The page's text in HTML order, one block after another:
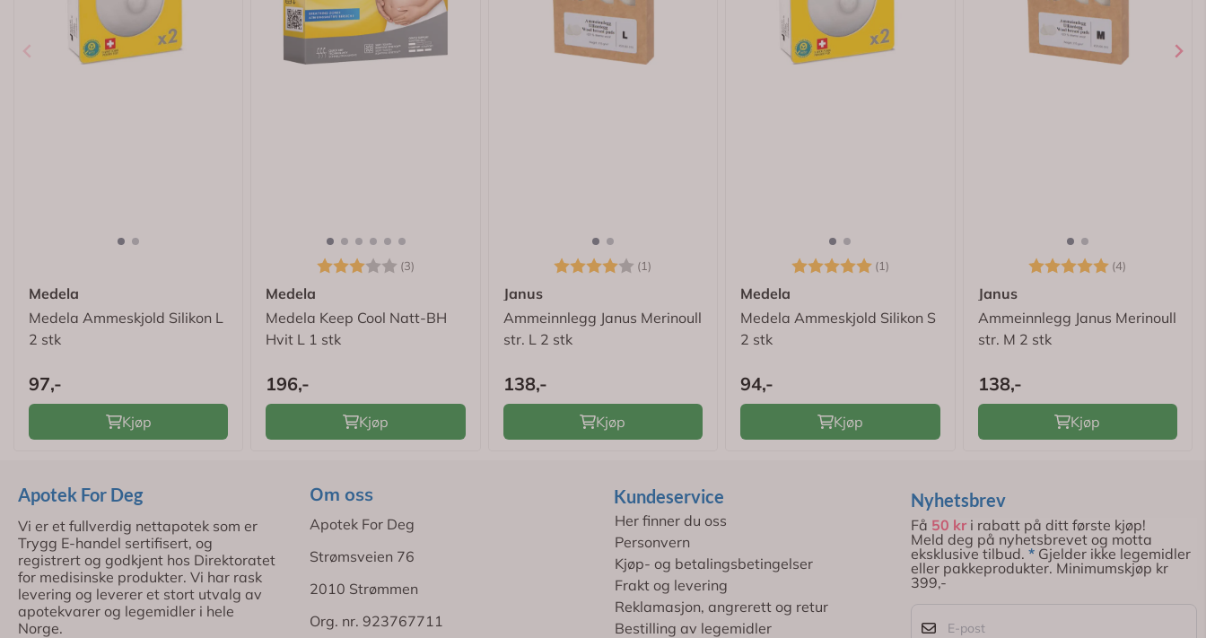
Medela
Medela Ammeskjold Silikon L
2 stk
97,-
Kjøp
Karakter: (3)
Medela
Medela Keep Cool Natt-BH
Hvit L 1 stk
196,-
Kjøp
Karakter: (1)
Janus
Ammeinnlegg Janus Merinoull
str. L 2 stk
138,-
Kjøp
Karakter: (1)
Medela
Medela Ammeskjold Silikon S
2 stk
94,-
Kjøp
Karakter: (4)
Janus
Ammeinnlegg Janus Merinoull
str. M 2 stk
138,-
Kjøp
Apotek For Deg
Vi er et fullverdig nettapotek som er
Trygg E-handel sertifisert, og
registrert og godkjent hos Direktoratet
for medisinske produkter. Vi har rask
levering og leverer et stort utvalg av
apotekvarer og legemidler i hele
Norge.
Om oss
Apotek For Deg
Strømsveien 76
2010 Strømmen
Org. nr. 923767711
Kundeservice
Her finner du oss
Personvern
Kjøp- og betalingsbetingelser
Frakt og levering
Reklamasjon, angrerett og retur
Bestilling av legemidler
Nyhetsbrev
Få 50 kri rabatt på ditt første kjøp!
Meld deg på nyhetsbrevet og motta
eksklusive tilbud. * Gjelder ikke legemidler
eller pakkeprodukter. Minimumskjøp kr
399,-